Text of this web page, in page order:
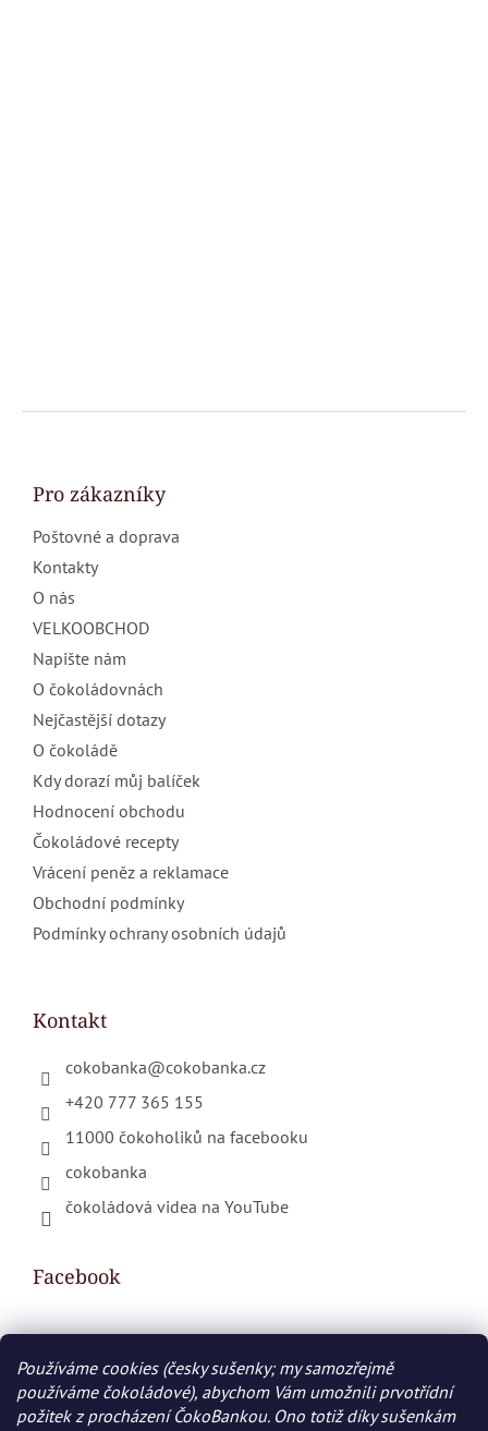
Používáme cookies (česky sušenky; my samozřejmě
používáme čokoládové), abychom Vám umožnili prvotřídní
požitek z procházení ČokoBankou. Ono totiž díky sušenkám
Z
Pro zákazníky
Poštovné a doprava
Kontakty
O nás
VELKOOBCHOD
Napište nám
O čokoládovnách
Nejčastější dotazy
O čokoládě
Kdy dorazí můj balíček
Hodnocení obchodu
Čokoládové recepty
Vrácení peněz a reklamace
Obchodní podmínky
Podmínky ochrany osobních údajů
Kontakt
cokobanka@cokobanka.cz
+420 777 365 155
11000 čokoholiků na facebooku
cokobanka
čokoládová videa na YouTube
Facebook
Nákupní košík